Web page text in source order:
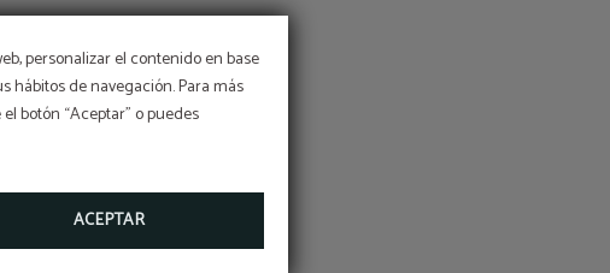
personalizar el contenido en base
hábitos de navegación. Para más
botón “Aceptar” o puedes
ACEPTAR